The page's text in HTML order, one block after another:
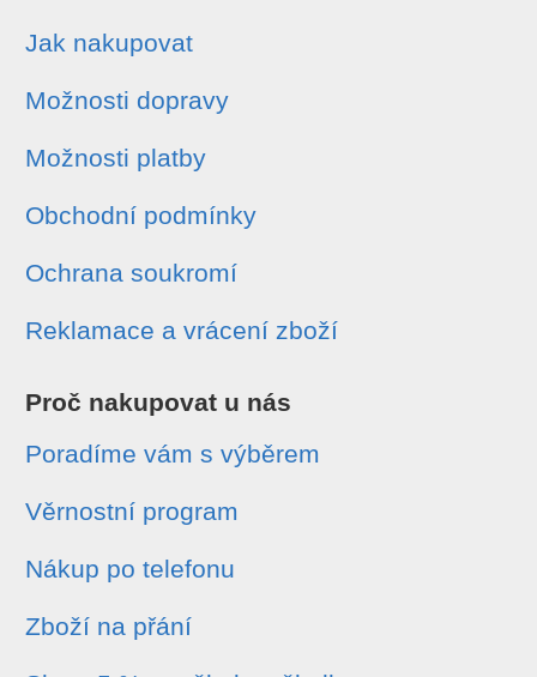
Jak nakupovat
Možnosti dopravy
Možnosti platby
Obchodní podmínky
Ochrana soukromí
Reklamace a vrácení zboží
Proč nakupovat u nás
Poradíme vám s výběrem
Věrnostní program
Nákup po telefonu
Zboží na přání